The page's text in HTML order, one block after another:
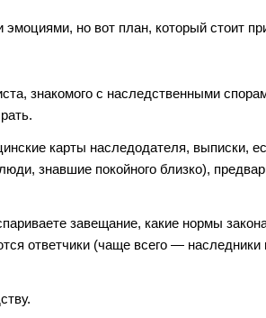
но вот план, который стоит
знакомого с наследственными
карты наследодателя, выписки,
знавшие покойного близко),
завещание, какие нормы
ответчики (чаще всего — наследники